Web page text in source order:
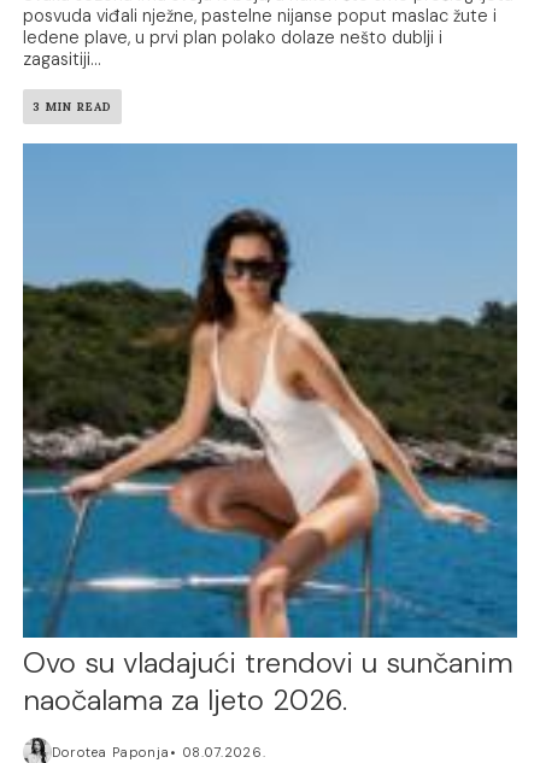
posvuda viđali nježne, pastelne nijanse poput maslac žute i
ledene plave, u prvi plan polako dolaze nešto dublji i
zagasitiji...
3 MIN READ
Ovo su vladajući trendovi u sunčanim
naočalama za ljeto 2026.
Dorotea Paponja 08.07.2026.